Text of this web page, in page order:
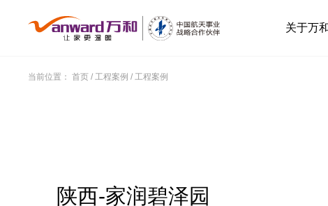
关于万
当前位置：首页 /工程案例 /工程案例
陕西-家润碧泽园